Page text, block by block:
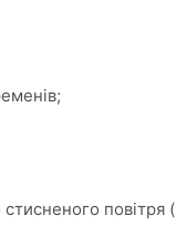
стисненого